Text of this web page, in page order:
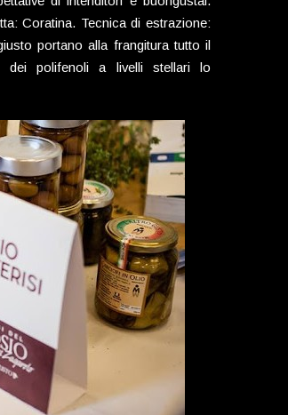
Coratina. Tecnica di estrazione:
portano alla frangitura tutto il
dei polifenoli a livelli stellari lo